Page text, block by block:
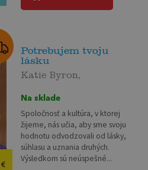
€
Potrebujem tvoju
lásku
Katie Byron,
Na sklade
Spoločnosť a kultúra, v ktorej
žijeme, nás učia, aby sme svoju
hodnotu odvodzovali od lásky,
súhlasu a uznania druhých.
Výsledkom sú neúspešné...